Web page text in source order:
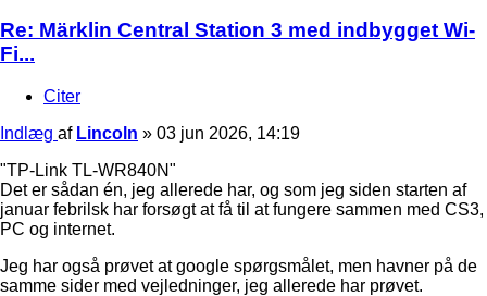
Re: Märklin Central Station 3 med indbygget Wi-
Fi...
Citer
Indlæg af Lincoln » 03 jun 2026, 14:19
"TP-Link TL-WR840N"
Det er sådan én, jeg allerede har, og som jeg siden starten af
januar febrilsk har forsøgt at få til at fungere sammen med CS3,
PC og internet.
Jeg har også prøvet at google spørgsmålet, men havner på de
samme sider med vejledninger, jeg allerede har prøvet.